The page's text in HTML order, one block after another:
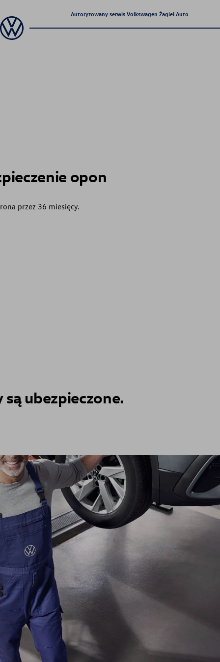
Autoryzowany serwis Volkswagen Żagiel Auto
opon
przez 36 miesięcy.
ubezpieczone.